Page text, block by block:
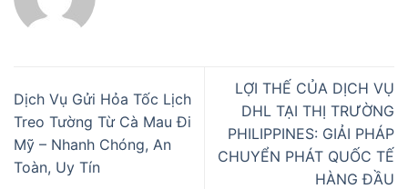
Dịch Vụ Gửi Hỏa Tốc Lịch
Treo Tường Từ Cà Mau Đi
Mỹ – Nhanh Chóng, An
Toàn, Uy Tín
LỢI THẾ CỦA DỊCH VỤ
DHL TẠI THỊ TRƯỜNG
PHILIPPINES: GIẢI PHÁP
CHUYỂN PHÁT QUỐC TẾ
HÀNG ĐẦU